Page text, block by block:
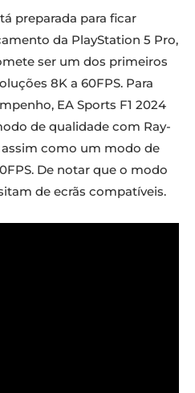
preparada para ficar
da PlayStation 5 Pro,
ser um dos primeiros
8K a 60FPS. Para
EA Sports F1 2024
de qualidade com Ray-
assim como um modo de
De notar que o modo
de ecrãs compatíveis.